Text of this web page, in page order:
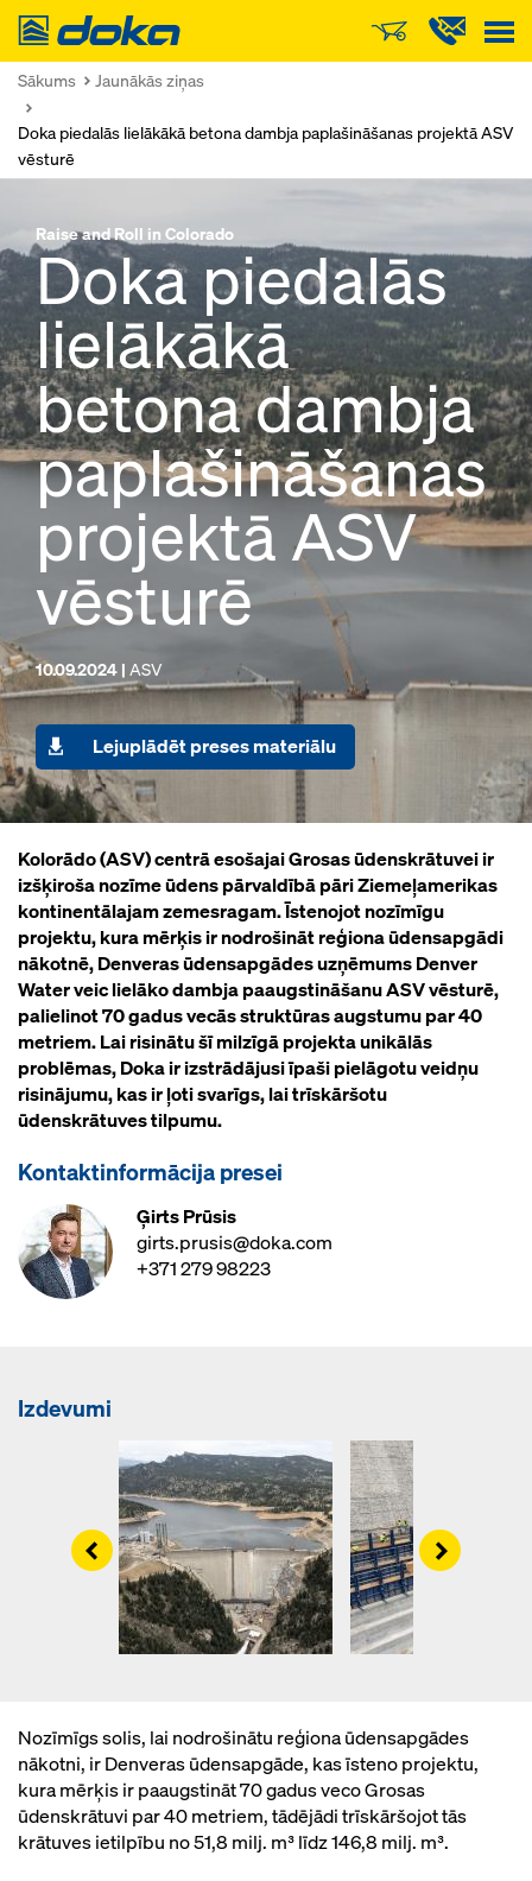
Doka
Sākums Jaunākās ziņas
Doka piedalās lielākākā betona dambja paplašināšanas projektā ASV
vēsturē
Raise and Roll in Colorado
Doka piedalās
lielākākā
betona dambja
paplašināšanas
projektā ASV
vēsturē
10.09.2024 | ASV
Lejuplādēt preses materiālu
Kolorādo (ASV) centrā esošajai Grosas ūdenskrātuvei ir
izšķiroša nozīme ūdens pārvaldībā pāri Ziemeļamerikas
kontinentālajam zemesragam. Īstenojot nozīmīgu
projektu, kura mērķis ir nodrošināt reģiona ūdensapgādi
nākotnē, Denveras ūdensapgādes uzņēmums Denver
Water veic lielāko dambja paaugstināšanu ASV vēsturē,
palielinot 70 gadus vecās struktūras augstumu par 40
metriem. Lai risinātu šī milzīgā projekta unikālās
problēmas, Doka ir izstrādājusi īpaši pielāgotu veidņu
risinājumu, kas ir ļoti svarīgs, lai trīskāršotu
ūdenskrātuves tilpumu.
Kontaktinformācija presei
Ģirts Prūsis
girts.prusis@doka.com
+371 279 98223
Izdevumi
Left Right
Nozīmīgs solis, lai nodrošinātu reģiona ūdensapgādes
nākotni, ir Denveras ūdensapgāde, kas īsteno projektu,
kura mērķis ir paaugstināt 70 gadus veco Grosas
ūdenskrātuvi par 40 metriem, tādējādi trīskāršojot tās
krātuves ietilpību no 51,8 milj. m³ līdz 146,8 milj. m³.